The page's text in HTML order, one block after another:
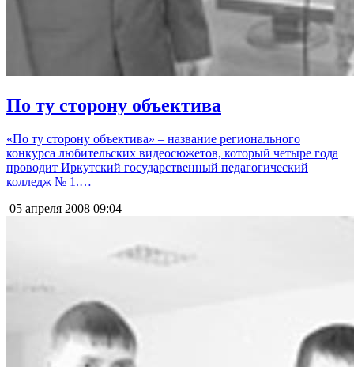
По ту сторону объектива
«По ту сторону объектива» – название регионального
конкурса любительских видеосюжетов, который четыре года
проводит Иркутский государственный педагогический
колледж № 1.…
05 апреля 2008 09:04